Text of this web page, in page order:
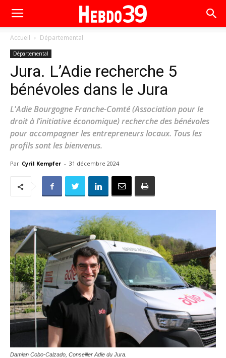
Accueil Départemental
Départemental
Jura. L’Adie recherche 5
bénévoles dans le Jura
L'Adie Bourgogne Franche-Comté (Association pour le
droit à l’initiative économique) recherche des bénévoles
pour accompagner les entrepreneurs locaux. Tous les
profils sont les bienvenus.
Par Cyril Kempfer - 31 décembre 2024
Damian Cobo-Calzado, Conseiller Adie du Jura.